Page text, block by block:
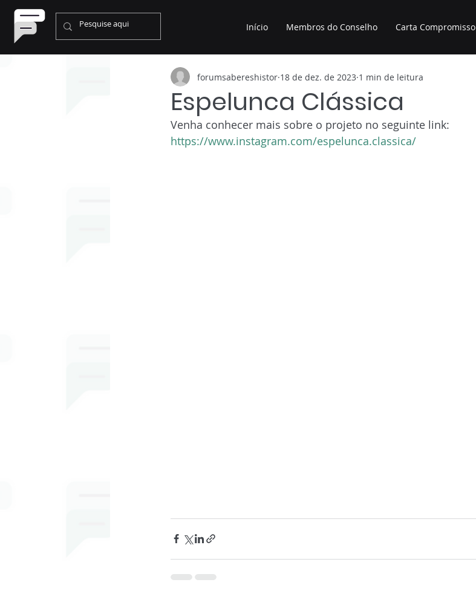
Início Membros do Conselho Carta Compromisso
Espelunca Clássica
forumsabereshistor 18 de dez. de 2023 1 min de leitura
Venha conhecer mais sobre o projeto no seguinte link:
https://www.instagram.com/espelunca.classica/